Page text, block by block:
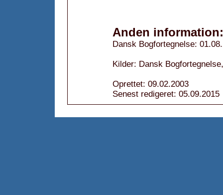
Anden information:
Dansk Bogfortegnelse:
Kilder: Dansk
Oprettet: 09.02.2003
Senest redigeret: 05.09.2015